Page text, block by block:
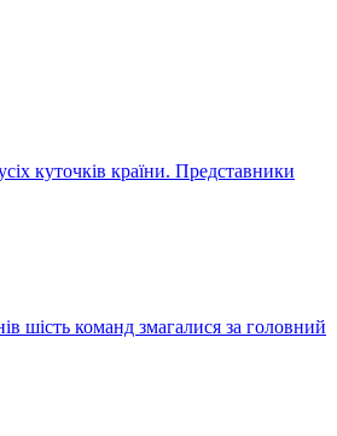
куточків країни. Представники
шість команд змагалися за головний